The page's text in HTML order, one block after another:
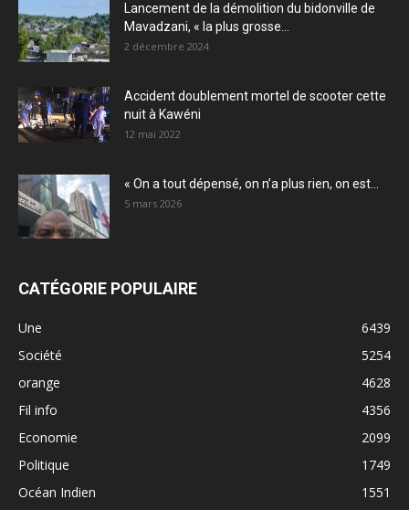
Lancement de la démolition du bidonville de
Mavadzani, « la plus grosse...
2 décembre 2024
Accident doublement mortel de scooter cette
nuit à Kawéni
12 mai 2022
« On a tout dépensé, on n’a plus rien, on est...
5 mars 2026
CATÉGORIE POPULAIRE
Une
6439
Société
5254
orange
4628
Fil info
4356
Economie
2099
Politique
1749
Océan Indien
1551